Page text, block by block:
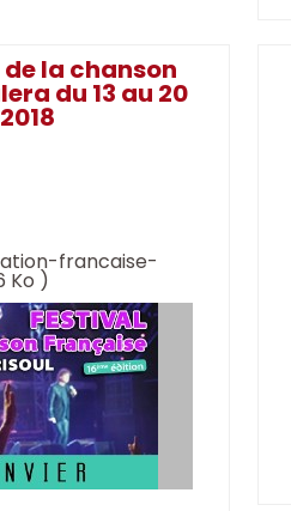
de la chanson
du 13 au 20
francaise-
Ko )